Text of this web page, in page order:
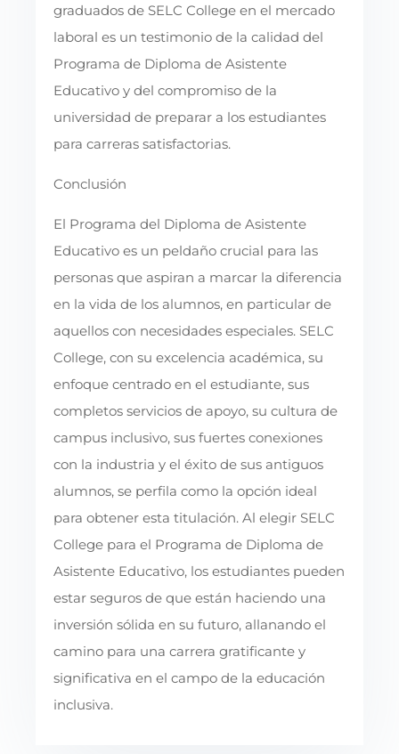
graduados de SELC College en el mercado
laboral es un testimonio de la calidad del
Programa de Diploma de Asistente
Educativo y del compromiso de la
universidad de preparar a los estudiantes
para carreras satisfactorias.
Conclusión
El Programa del Diploma de Asistente
Educativo es un peldaño crucial para las
personas que aspiran a marcar la diferencia
en la vida de los alumnos, en particular de
aquellos con necesidades especiales. SELC
College, con su excelencia académica, su
enfoque centrado en el estudiante, sus
completos servicios de apoyo, su cultura de
campus inclusivo, sus fuertes conexiones
con la industria y el éxito de sus antiguos
alumnos, se perfila como la opción ideal
para obtener esta titulación. Al elegir SELC
College para el Programa de Diploma de
Asistente Educativo, los estudiantes pueden
estar seguros de que están haciendo una
inversión sólida en su futuro, allanando el
camino para una carrera gratificante y
significativa en el campo de la educación
inclusiva.